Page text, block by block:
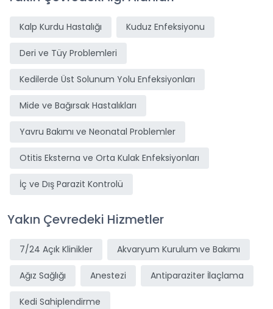
Kalp Kurdu Hastalığı Kuduz Enfeksiyonu
Deri ve Tüy Problemleri
Kedilerde Üst Solunum Yolu Enfeksiyonları
Mide ve Bağırsak Hastalıkları
Yavru Bakımı ve Neonatal Problemler
Otitis Eksterna ve Orta Kulak Enfeksiyonları
İç ve Dış Parazit Kontrolü
Yakın Çevredeki Hizmetler
7/24 Açık Klinikler Akvaryum Kurulum ve Bakımı
Ağız Sağlığı Anestezi Antiparaziter İlaçlama
Kedi Sahiplendirme